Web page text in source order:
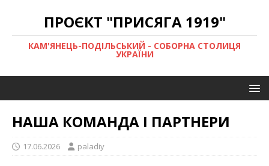
ПРОЄКТ "ПРИСЯГА 1919"
КАМ'ЯНЕЦЬ-ПОДІЛЬСЬКИЙ - СОБОРНА СТОЛИЦЯ
УКРАЇНИ
НАША КОМАНДА І ПАРТНЕРИ
17.06.2026 paladiy